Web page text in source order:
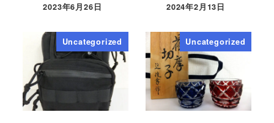
2023年6月26日 2024年2月13日
Uncategorized Uncategorized